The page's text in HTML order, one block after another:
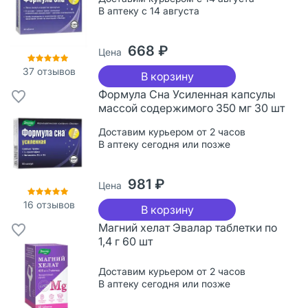
37отзывов
В аптеку с 14 августа
Цена 668 ₽
В корзину
16 отзывов
Формула Сна Усиленная капсулы
массой содержимого 350 мг 30 шт
Доставим курьером от 2 часов
В аптеку сегодня или позже
Цена 981 ₽
В корзину
Магний хелат Эвалар таблетки по
1,4 г 60 шт
Доставим курьером от 2 часов
В аптеку сегодня или позже